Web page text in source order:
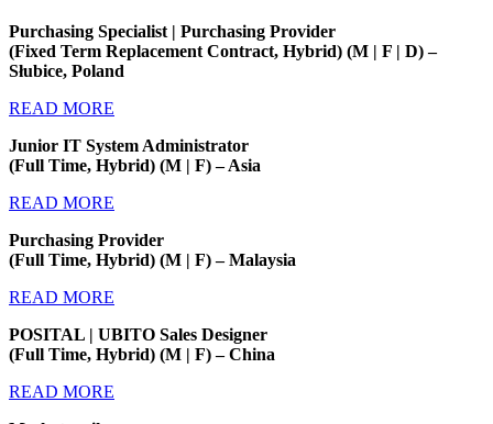
Purchasing Specialist | Purchasing Provider
(Fixed Term Replacement Contract, Hybrid) (M | F | D) –
Słubice, Poland
READ MORE
Junior IT System Administrator
(Full Time, Hybrid) (M | F) – Asia
READ MORE
Purchasing Provider
(Full Time, Hybrid) (M | F) – Malaysia
READ MORE
POSITAL | UBITO Sales Designer
(Full Time, Hybrid) (M | F) – China
READ MORE